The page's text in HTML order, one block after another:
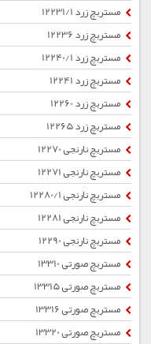
مستربچ زرد 12231/1
مستربچ زرد 12236
مستربچ زرد 12240/1
مستربچ زرد 12241
مستربچ زرد 12260
مستربچ زرد 12265
مستربچ نارنجی 12270
مستربچ نارنجی 12271
مستربچ نارنجی 12280/1
مستربچ نارنجی 12281
مستربچ نارنجی 12290
مستربچ صورتی 13310
مستربچ صورتی 13315
مستربچ صورتی 13316
مستربچ صورتی 13320